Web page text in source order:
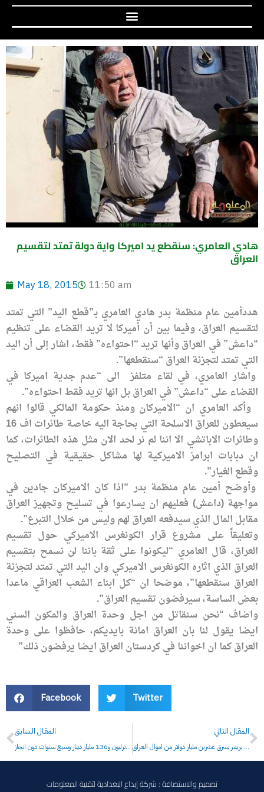
هادي العامري: سنقطع يد اميركا واية دولة تمتد لتقسيم
العراق
May 18, 2015 11:50 am
هددأمين عام منظمة بدر هادي العامري بـ”قطع اليد” التي تمتد
لتقسيم العراق، وفيما بين أن أميركا لا تريد القضاء على تنظيم
“داعش” في العراق وأنها تريد “احتواءه” فقط، اشار إلى أن اليد
التي تمتد لتجزئة العراق “سنقطعها”.
واشار العامري، في لقاء متلفز الى “عدم جدية اميركا في
القضاء على “داعش” في العراق بل انها تريد فقط احتواءه”.
وأكد العامري ان “الاميركان ومنذ حكومة المالكي قالوا انهم
سيعطون للعراق الاسلحة التي بحاجة اليه خاصة طائرات اف 16
وطائرات الاباتشي الا اننا لم نر لحد الان مثل هذه الطائرات، كما
ان دبابات ابرامز الاميركية لها مشاكل حقيقية في التصليح
وقطع الغيار”.
وأوضح أمين عام منظمة بدر “اذا كان الاميركان جادين في
مواجهة (داعش) فعليهم ان يسارعوا في تسليح وتجهيز العراق
مقابل المال الذي سيدفعه العراق لهم وليس من خلال التبرع”.
وتعليقاً على مشروع قرار الكونغرس الاميركي حول تقسيم
العراق، قال العامري “ليكونوا على ثقة باننا لن نسمح بتقسيم
العراق الذي اثاره الكونغرس الاميركي وان اليد التي تمتد لتجزئة
العراق سنقطعها”، موضحا ان “كل ابناء الشعب العراقي ماعدا
بعض الساسة، سيرفضون تقسيم العراق”.
واضاف “نحن سنقاتل من اجل وحدة العراق والمكون السني
ايضا يقول لنا بان العراق امانة بايديكم، حافظوا على وحدة
العراق كما ان اخواننا في كردستان العراق ايضا يرفضون ذلك”
Facebook Twitter
Prev
المقال السابق
مشروع ماء الرصافة: هدر ترليون و136 مليار دينار وسبع سنوات دون انجاز
المقال التالي
المجرم بول بريمر يسرق عشرين مليار دولار من اموال العراق
تصميم والاستضافة : شركة إبداع البغدادية لتقنية المعلومات